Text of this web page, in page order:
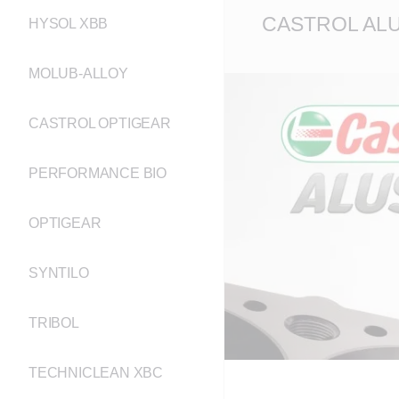
HYSOL XBB
MOLUB-ALLOY
CASTROL OPTIGEAR
PERFORMANCE BIO
OPTIGEAR
SYNTILO
TRIBOL
TECHNICLEAN XBC
ContentCASTROL